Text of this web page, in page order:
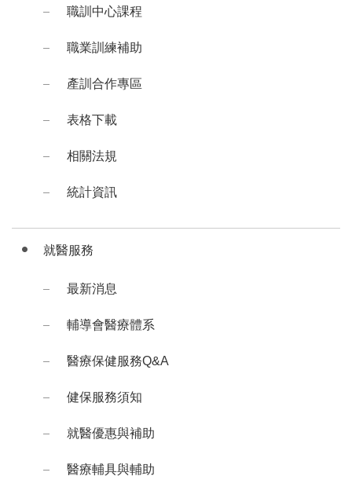
職訓中心課程
職業訓練補助
產訓合作專區
表格下載
相關法規
統計資訊
就醫服務
最新消息
輔導會醫療體系
醫療保健服務Q&A
健保服務須知
就醫優惠與補助
醫療輔具與輔助